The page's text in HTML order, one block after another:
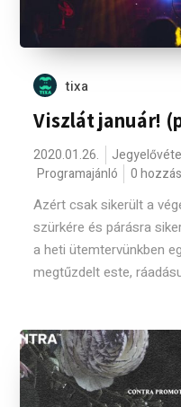
tixa
Viszlát január!
2020.01.26.
Programajánló
0
Azért csak sikerült a
szürkére és párásra
a heti ütemtervünkben
megtűzdelt este,